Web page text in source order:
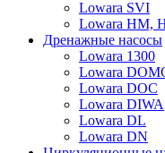
Lowara SVI
Lowara HM,
Дренажные насосы
Lowara 1300
Lowara
Lowara DOC
Lowara DIWA
Lowara DL
Lowara DN